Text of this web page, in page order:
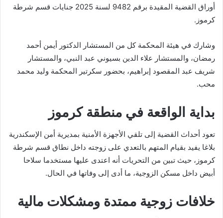
أوراق القضية المقيدة برقم 9482 لسنة 2025 جنايات قسم شرطة
كرموز.
وشارك في هيئة المحكمة كل من المستشار الدكتور أيمن أحمد
رمضان، والمستشار علاء الدين بسيوني عبد النبي، والمستشار
شريف عبد المقصود إبراهيم، بحضور سكرتير المحكمة وليد محمد
محب.
بداية الواقعة في منطقة كرموز
تعود أحداث القضية إلى تلقي الأجهزة الأمنية بمديرية أمن الإسكندرية
بلاغا يفيد بقيام المتهم بالتعدي على زوجته داخل نطاق قسم شرطة
كرموز، حيث تبين من التحريات أنه اعتدى عليها مستخدما سلاحا
أبيض داخل مسكن الزوجية، ما أدى إلى وفاتها في الحال.
خلافات زوجية ممتدة ومشكلات مالية